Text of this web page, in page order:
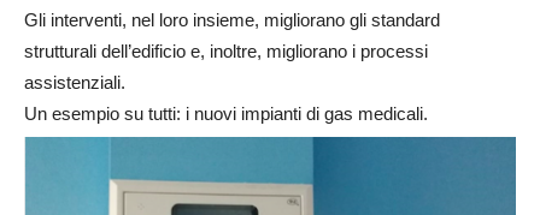
Gli interventi, nel loro insieme, migliorano gli standard
strutturali dell’edificio e, inoltre, migliorano i processi
assistenziali.
Un esempio su tutti: i nuovi impianti di gas medicali.